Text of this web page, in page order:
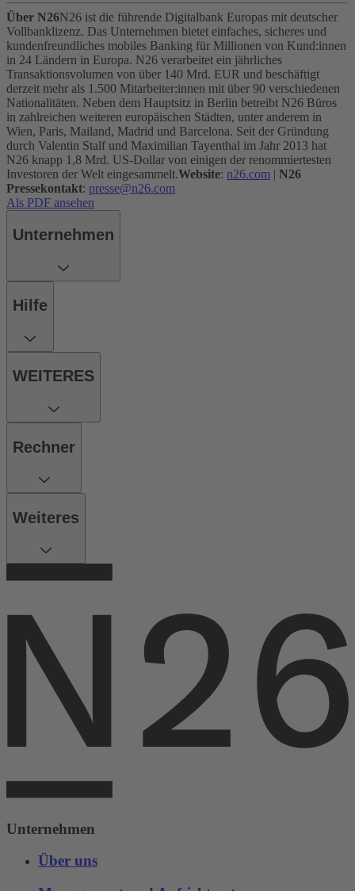
Über N26N26 ist die führende Digitalbank Europas mit deutscher
Vollbanklizenz. Das Unternehmen bietet einfaches, sicheres und
kundenfreundliches mobiles Banking für Millionen von Kund:innen
in 24 Ländern in Europa. N26 verarbeitet ein jährliches
Transaktionsvolumen von über 140 Mrd. EUR und beschäftigt
derzeit mehr als 1.500 Mitarbeiter:innen mit über 90 verschiedenen
Nationalitäten. Neben dem Hauptsitz in Berlin betreibt N26 Büros
in zahlreichen weiteren europäischen Städten, unter anderem in
Wien, Paris, Mailand, Madrid und Barcelona. Seit der Gründung
durch Valentin Stalf und Maximilian Tayenthal im Jahr 2013 hat
N26 knapp 1,8 Mrd. US-Dollar von einigen der renommiertesten
Investoren der Welt eingesammelt.Website: n26.com | N26
Pressekontakt: presse@n26.com
Als PDF ansehen
Unternehmen
Hilfe
WEITERES
Rechner
Weiteres
Unternehmen
Über uns